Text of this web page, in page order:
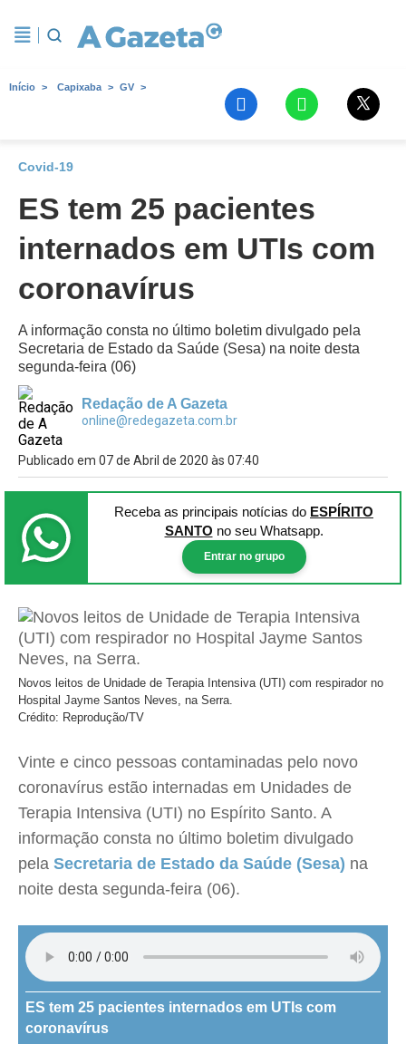
Início Capixaba GV
Covid-19
ES tem 25 pacientes
internados em UTIs com
coronavírus
A informação consta no último boletim divulgado pela
Secretaria de Estado da Saúde (Sesa) na noite desta
segunda-feira (06)
Redação de A Gazeta
online@redegazeta.com.br
Publicado em 07 de Abril de 2020 às 07:40
Receba as principais notícias do ESPÍRITO
SANTO no seu Whatsapp.
Entrar no grupo
Novos leitos de Unidade de Terapia Intensiva (UTI) com respirador no
Hospital Jayme Santos Neves, na Serra.
Crédito: Reprodução/TV
Vinte e cinco pessoas contaminadas pelo novo
coronavírus estão internadas em Unidades de
Terapia Intensiva (UTI) no Espírito Santo. A
informação consta no último boletim divulgado
pela Secretaria de Estado da Saúde (Sesa) na
noite desta segunda-feira (06).
ES tem 25 pacientes internados em UTIs com
coronavírus